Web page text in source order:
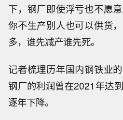
下，钢厂即使浮亏也不愿
你不生产别人也可以供货
多，谁先减产谁先死。
记者梳理历年国内钢铁业
钢厂的利润曾在2021年达
逐年下降。